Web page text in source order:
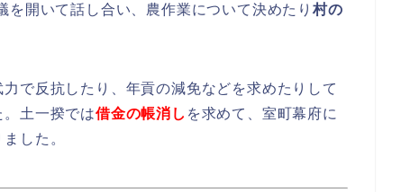
を開いて話し合い、農作業について決めたり村の
で反抗したり、年貢の減免などを求めたりして
。土一揆では借金の帳消し を求めて、室町幕府に
した。